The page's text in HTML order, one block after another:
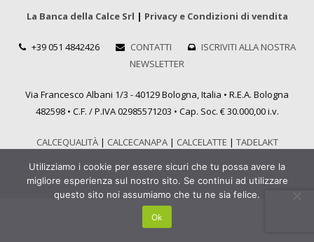
La Banca della Calce Srl | Privacy e Condizioni di vendita
+39 051 4842426 CONTATTI
ISCRIVITI ALLA NOSTRA
NEWSLETTER
Via Francesco Albani 1/3 - 40129 Bologna, Italia • R.E.A. Bologna
482598 • C.F. / P.IVA 02985571203 • Cap. Soc. € 30.000,00 i.v.
CALCEQUALITÀ| CALCECANAPA| CALCELATTE | TADELAKT
Utilizziamo i cookie per essere sicuri che tu possa avere la
migliore esperienza sul nostro sito. Se continui ad utilizzare
questo sito noi assumiamo che tu ne sia felice.
Ok